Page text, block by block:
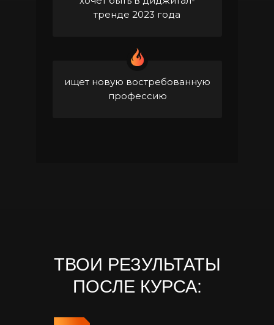
тренде 2023 года
ищет новую востребованную
профессию
ТВОИ РЕЗУЛЬТАТЫ
ПОСЛЕ КУРСА: